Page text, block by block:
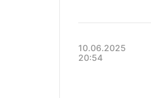
10.06.2025
20:54